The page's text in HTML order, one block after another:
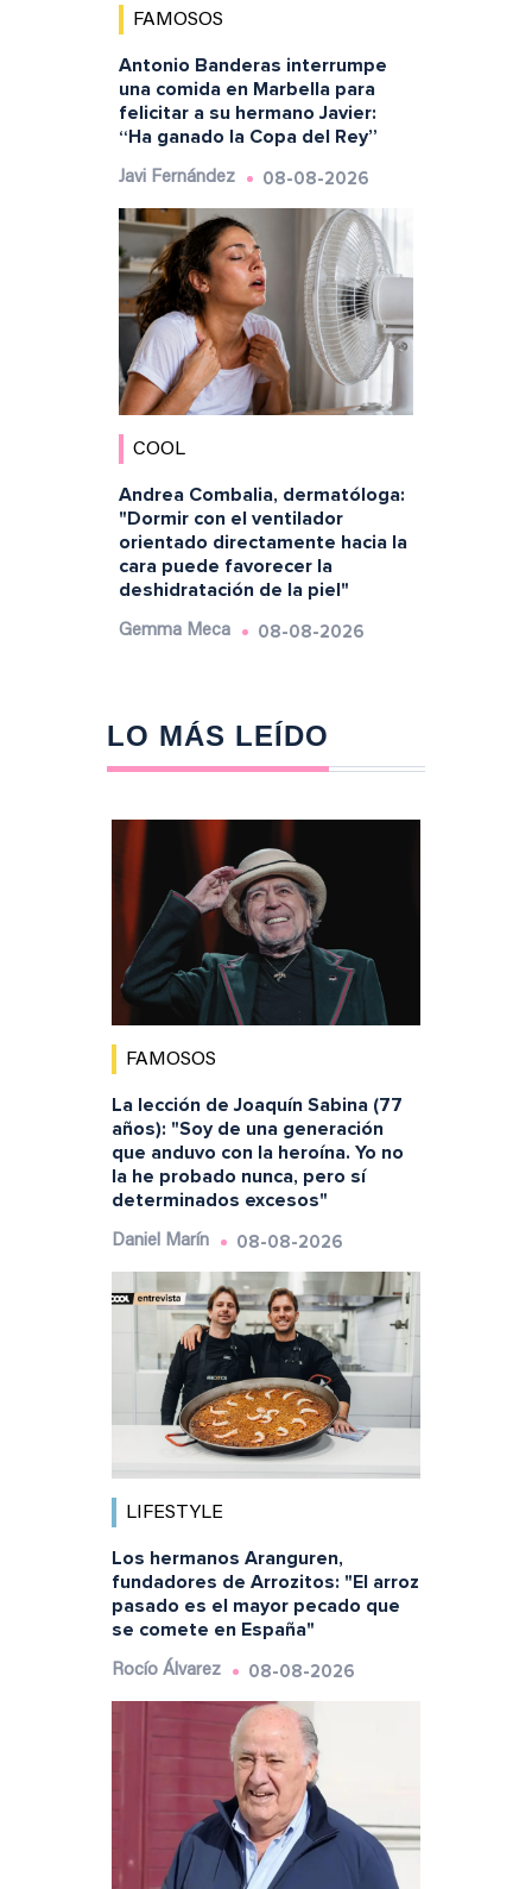
FAMOSOS
Antonio Banderas interrumpe
una comida en Marbella para
felicitar a su hermano Javier:
“Ha ganado la Copa del Rey”
Javi Fernández 08-08-2026
COOL
Andrea Combalia, dermatóloga:
"Dormir con el ventilador
orientado directamente hacia la
cara puede favorecer la
deshidratación de la piel"
Gemma Meca 08-08-2026
LO MÁS LEÍDO
FAMOSOS
La lección de Joaquín Sabina (77
años): "Soy de una generación
que anduvo con la heroína. Yo no
la he probado nunca, pero sí
determinados excesos"
Daniel Marín 08-08-2026
LIFESTYLE
Los hermanos Aranguren,
fundadores de Arrozitos: "El arroz
pasado es el mayor pecado que
se comete en España"
Rocío Álvarez 08-08-2026